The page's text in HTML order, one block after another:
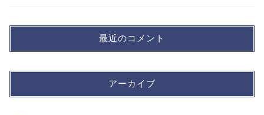
最近のコメント
アーカイブ